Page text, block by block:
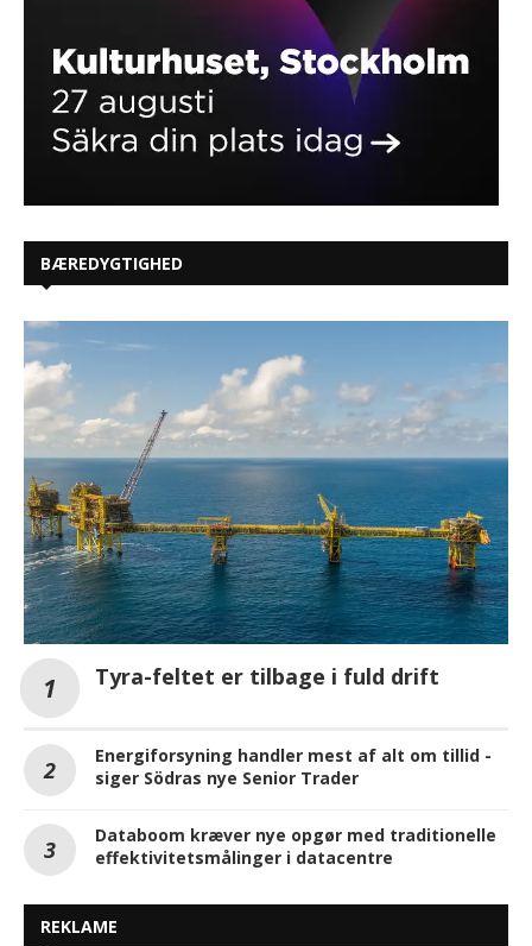
BÆREDYGTIGHED
Tyra-feltet er tilbage i fuld drift
Energiforsyning handler mest af alt om tillid -
siger Södras nye Senior Trader
Databoom kræver nye opgør med traditionelle
effektivitetsmålinger i datacentre
REKLAME